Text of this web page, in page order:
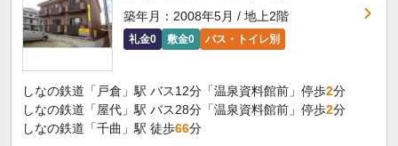
築年月：2008年5月 / 地上2階
礼金0 敷金0 バス・トイレ別
しなの鉄道「戸倉」駅 バス12分「温泉資料館前」停歩2分
しなの鉄道「屋代」駅 バス28分「温泉資料館前」停歩2分
しなの鉄道「千曲」駅 徒歩66分